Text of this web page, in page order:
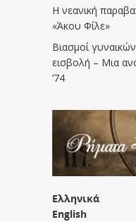
Η νεανική
«Άκου Φίλε»
Βιασμοί
εισβολή – Μια
’74
Ελληνικά
English